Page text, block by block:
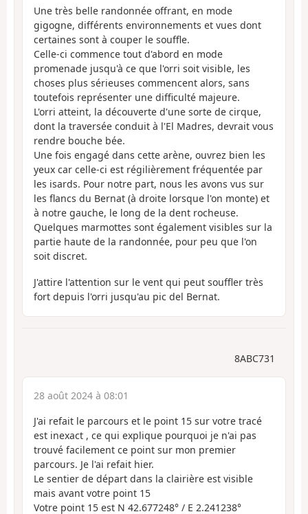
Une très belle randonnée offrant, en mode
gigogne, différents environnements et vues dont
certaines sont à couper le souffle.
Celle-ci commence tout d'abord en mode
promenade jusqu'à ce que l'orri soit visible, les
choses plus sérieuses commencent alors, sans
toutefois représenter une difficulté majeure.
L'orri atteint, la découverte d'une sorte de cirque,
dont la traversée conduit à l'El Madres, devrait vous
rendre bouche bée.
Une fois engagé dans cette arène, ouvrez bien les
yeux car celle-ci est régilièrement fréquentée par
les isards. Pour notre part, nous les avons vus sur
les flancs du Bernat (à droite lorsque l'on monte) et
à notre gauche, le long de la dent rocheuse.
Quelques marmottes sont également visibles sur la
partie haute de la randonnée, pour peu que l'on
soit discret.
J'attire l'attention sur le vent qui peut souffler très
fort depuis l'orri jusqu'au pic del Bernat.
8ABC731
28 août 2024 à 08:01
J'ai refait le parcours et le point 15 sur votre tracé
est inexact , ce qui explique pourquoi je n'ai pas
trouvé facilement ce point sur mon premier
parcours. Je l'ai refait hier.
Le sentier de départ dans la clairière est visible
mais avant votre point 15
Votre point 15 est N 42.677248° / E 2.241238°